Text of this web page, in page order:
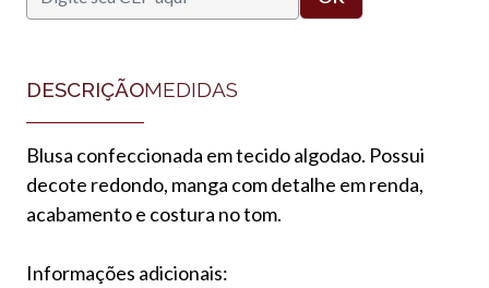
DESCRIÇÃOMEDIDAS
Blusa confeccionada em tecido algodao. Possui
decote redondo, manga com detalhe em renda,
acabamento e costura no tom.
Informações adicionais: